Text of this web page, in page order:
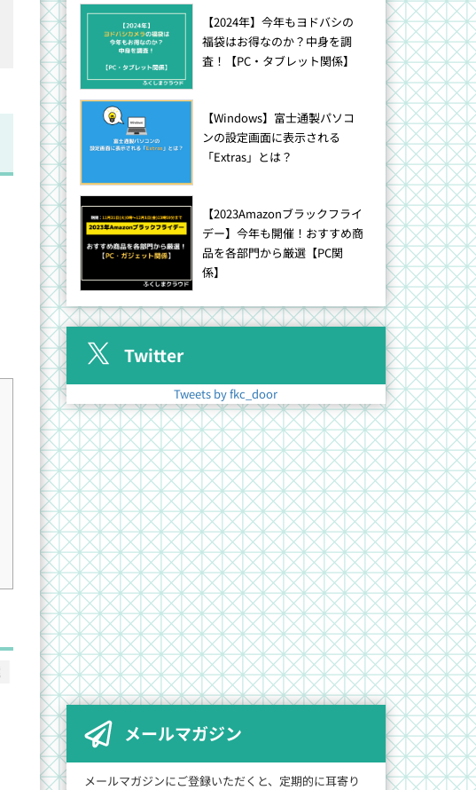
【2024年】今年もヨドバシの
福袋はお得なのか？中身を調
査！【PC・タブレット関係】
【Windows】富士通製パソコ
ンの設定画面に表示される
「Extras」とは？
【2023Amazonブラックフライ
デー】今年も開催！おすすめ商
品を各部門から厳選【PC関
係】
Twitter
Tweets by fkc_door
メールマガジン
メールマガジンにご登録いただくと、定期的に耳寄り